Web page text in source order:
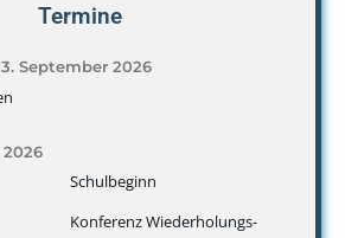
Termine
September 2026
2026
Schulbeginn
Konferenz Wiederholungs-